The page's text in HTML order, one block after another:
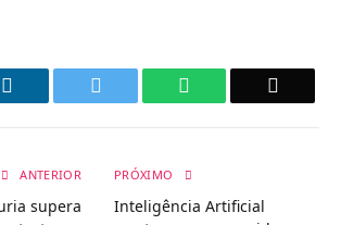
WhatsApp
ANTERIOR
supera
PRÓXIMO
Inteligência Artificial